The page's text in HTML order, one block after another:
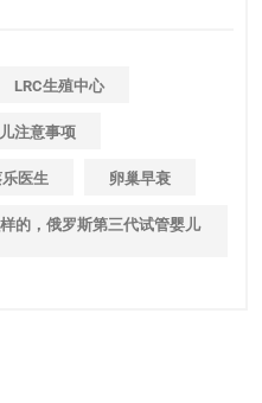
LRC生殖中心
注意事项
医生 卵巢早衰
的，俄罗斯第三代试管婴儿